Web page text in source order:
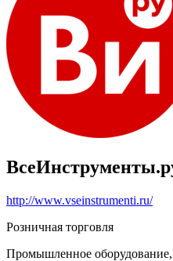
http://www.vseinstrumenti.ru/
Розничная торговля
Промышленное